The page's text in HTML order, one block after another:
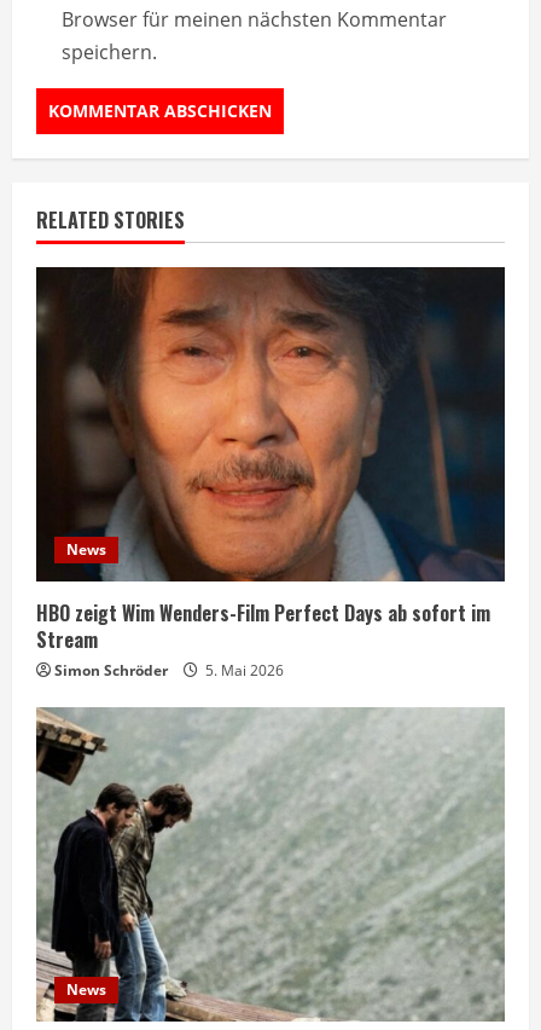
Browser für meinen nächsten Kommentar
speichern.
RELATED STORIES
News
HBO zeigt Wim Wenders-Film Perfect Days ab sofort im
Stream
Simon Schröder 5. Mai 2026
News